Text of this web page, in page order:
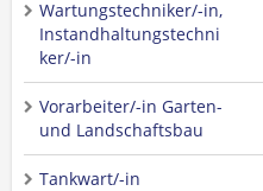
Wartungstechniker/-in,
Instandhaltungstechni
ker/-in
Vorarbeiter/-in Garten-
und Landschaftsbau
Tankwart/-in